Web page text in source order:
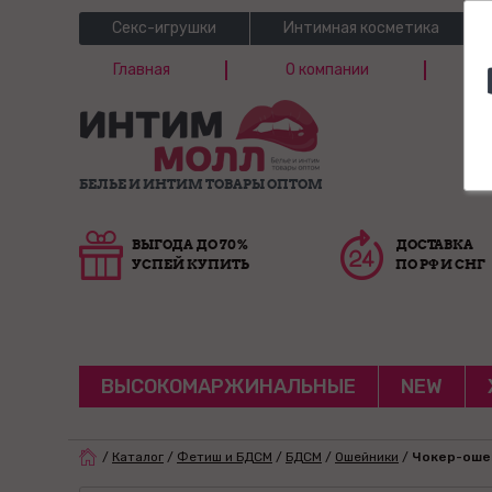
Секс-игрушки Интимная косметика
Главная О компании
БЕЛЬЕ И ИНТИМ ТОВАРЫ ОПТОМ
ВЫГОДА ДО 70%
УСПЕЙ КУПИТЬ
ДОСТАВКА
ПО РФ И СНГ
ВЫСОКОМАРЖИНАЛЬНЫЕ NEW
/ Каталог / Фетиш и БДСМ / БДСМ / Ошейники / Чокер-